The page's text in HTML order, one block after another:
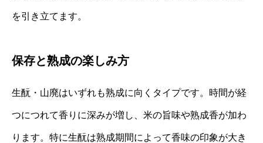
を引き立てます。
保存と熟成の楽しみ方
生酛・山廃はいずれも熟成に向くタイプです。時間が経
つにつれて香りに深みが増し、米の旨味や熟成香が加わ
ります。特に生酛は熟成期間によって香味の印象が大き